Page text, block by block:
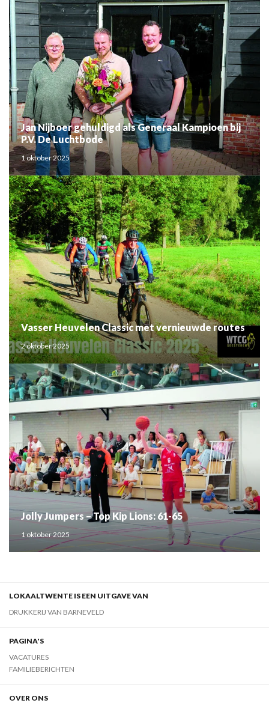
Jan Nijboer gehuldigd als Generaal Kampioen bij
P.V. De Luchtbode
1 oktober 2025
Vasser Heuvelen Classic met vernieuwde routes
2 oktober 2025
Jolly Jumpers – Top Kip Lions: 61-65
1 oktober 2025
LOKAALTWENTE IS EEN UITGAVE VAN
DRUKKERIJ VAN BARNEVELD
PAGINA'S
VACATURES
FAMILIEBERICHTEN
OVER ONS